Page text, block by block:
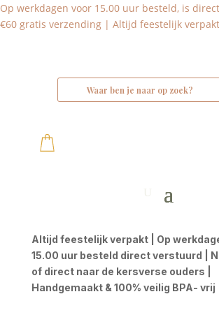
Op werkdagen voor 15.00 uur besteld, is
€60 gratis verzending | Altijd feestelijk verpakt
Altijd feestelijk verpakt | Op
15.00 uur besteld direct verstuurd |
of direct naar de kersverse ouders |
Handgemaakt & 100% veilig BPA- vrij